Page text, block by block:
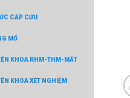
CẤP CỨU
MỔ
KHOA RHM-THM-MẮT
KHOA XÉT NGHIỆM